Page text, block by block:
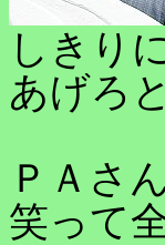
しきり
あげろ
ＰＡさ
笑って